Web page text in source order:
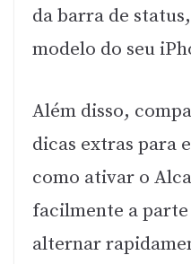
da barra de
modelo do seu
Além disso,
dicas extras para
como ativar o
facilmente a
alternar